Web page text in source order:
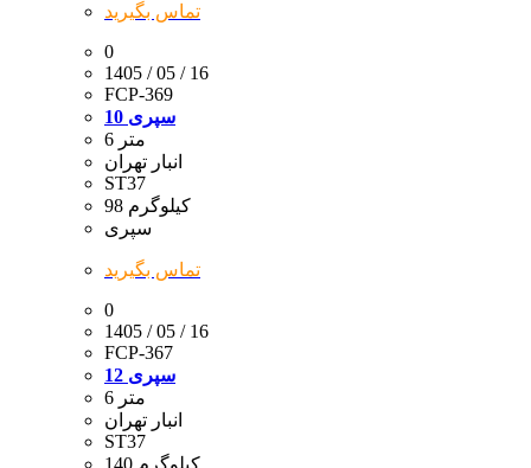
تماس بگیرید
0
1405 / 05 / 16
FCP-369
سپری 10
6 متر
انبار تهران
ST37
98 کیلوگرم
سپری
تماس بگیرید
0
1405 / 05 / 16
FCP-367
سپری 12
6 متر
انبار تهران
ST37
140 کیلوگرم